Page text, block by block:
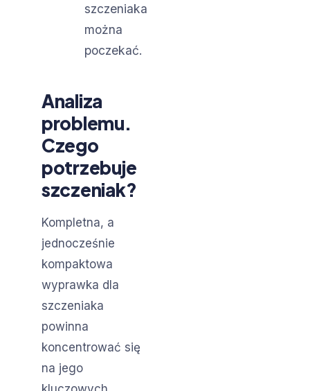
szczeniaka
można
poczekać.
Analiza
problemu.
Czego
potrzebuje
szczeniak?
Kompletna, a
jednocześnie
kompaktowa
wyprawka dla
szczeniaka
powinna
koncentrować się
na jego